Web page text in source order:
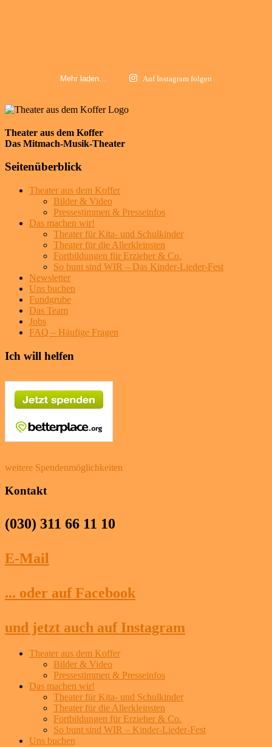
Mehr laden… Auf Instagram folgen
Theater aus dem Koffer
Das Mitmach-Musik-Theater
Seitenüberblick
Theater aus dem Koffer
Bilder & Video
Pressestimmen & Presseinfos
Das machen wir!
Theater für Kita- und Schulkinder
Theater für die Allerkleinsten
Fortbildungen für Erzieher & Co.
So bunt sind WIR – Das Kinder-Lieder-Fest
Newsletter
Uns buchen
Fundgrube
Das Team
Jobs
FAQ – Häufige Fragen
Ich will helfen
weitere Spendenmöglichkeiten
Kontakt
(030) 311 66 11 10
E-Mail
... oder auf Facebook
und jetzt auch auf Instagram
Theater aus dem Koffer
Bilder & Video
Pressestimmen & Presseinfos
Das machen wir!
Theater für Kita- und Schulkinder
Theater für die Allerkleinsten
Fortbildungen für Erzieher & Co.
So bunt sind WIR – Kinder-Lieder-Fest
Uns buchen